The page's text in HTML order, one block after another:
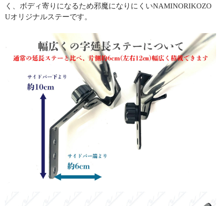
く、ボディ寄りになるため邪魔になりにくいNAMINORIKOZO
Uオリジナルステーです。